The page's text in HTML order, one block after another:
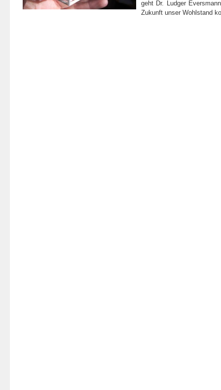
geht Dr. Ludger
Zukunft unser Wohlstand